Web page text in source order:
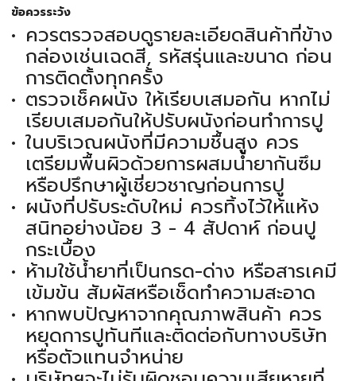
ข้อควรระวัง
ควรตรวจสอบดูรายละเอียดสินค้าที่ข้าง
กล่องเช่นเฉดสี, รหัสรุ่นและขนาด ก่อน
การติดตั้งทุกครั้ง
ตรวจเช็คผนัง ให้เรียบเสมอกัน หากไม่
เรียบเสมอกันให้ปรับผนังก่อนทำการปู
ในบริเวณผนังที่มีความชื้นสูง ควร
เตรียมพื้นผิวด้วยการผสมน้ำยากันซึม
หรือปรึกษาผู้เชี่ยวชาญก่อนการปู
ผนังที่ปรับระดับใหม่ ควรทิ้งไว้ให้แห้ง
สนิทอย่างน้อย 3 - 4 สัปดาห์ ก่อนปู
กระเบื้อง
ห้ามใช้น้ำยาที่เป็นกรด-ด่าง หรือสารเคมี
เข้มข้น สัมผัสหรือเช็ดทำความสะอาด
หากพบปัญหาจากคุณภาพสินค้า ควร
หยุดการปูทันทีและติดต่อกับทางบริษัท
หรือตัวแทนจำหน่าย